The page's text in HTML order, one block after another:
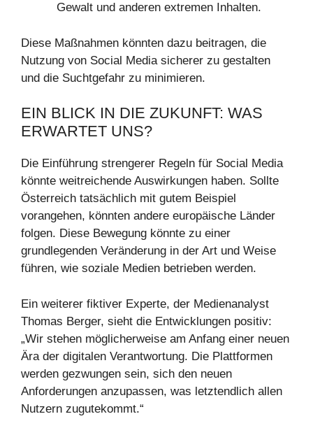
Gewalt und anderen extremen Inhalten.
Diese Maßnahmen könnten dazu beitragen, die
Nutzung von Social Media sicherer zu gestalten
und die Suchtgefahr zu minimieren.
EIN BLICK IN DIE ZUKUNFT: WAS
ERWARTET UNS?
Die Einführung strengerer Regeln für Social Media
könnte weitreichende Auswirkungen haben. Sollte
Österreich tatsächlich mit gutem Beispiel
vorangehen, könnten andere europäische Länder
folgen. Diese Bewegung könnte zu einer
grundlegenden Veränderung in der Art und Weise
führen, wie soziale Medien betrieben werden.
Ein weiterer fiktiver Experte, der Medienanalyst
Thomas Berger, sieht die Entwicklungen positiv:
„Wir stehen möglicherweise am Anfang einer neuen
Ära der digitalen Verantwortung. Die Plattformen
werden gezwungen sein, sich den neuen
Anforderungen anzupassen, was letztendlich allen
Nutzern zugutekommt.“